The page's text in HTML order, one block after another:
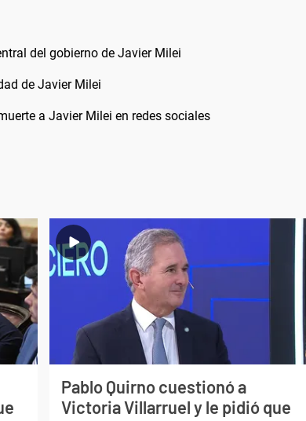
del gobierno de Javier Milei
de Javier Milei
a Javier Milei en redes sociales
Pablo Quirno cuestionó a
Victoria Villarruel y le pidió que